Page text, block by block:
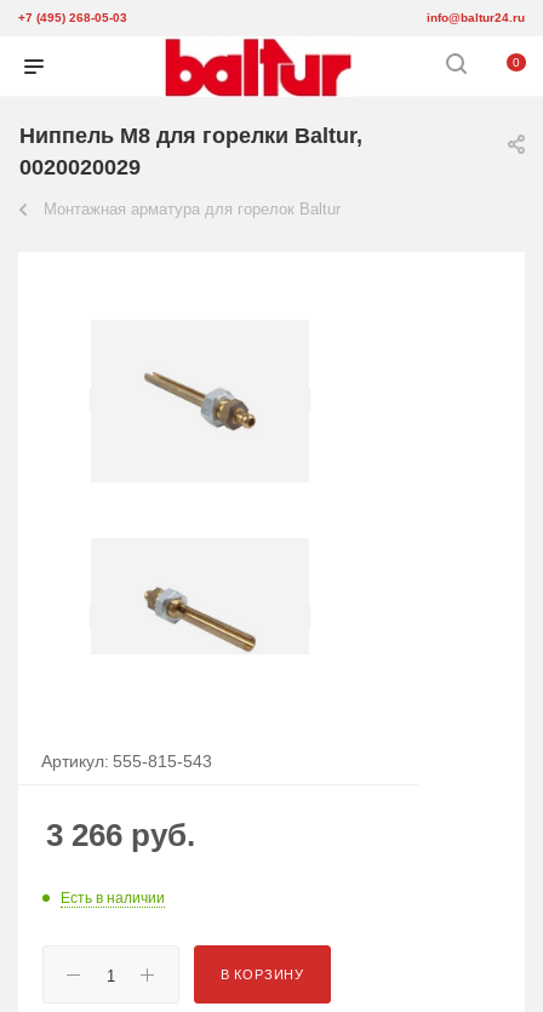
+7 (495) 268-05-03 info@baltur24.ru
0
Ниппель M8 для горелки Baltur,
0020020029
Монтажная арматура для горелок Baltur
Артикул: 555-815-543
3 266 руб.
Есть в наличии
В КОРЗИНУ